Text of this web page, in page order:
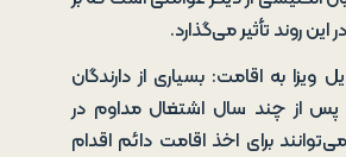
روند تأثیر می‌گذارد.
ویزا به اقامت: بسیاری از دارندگان
پس از چند سال اشتغال مداوم در
برای اخذ اقامت دائم اقدام